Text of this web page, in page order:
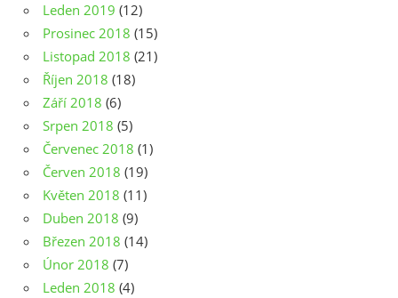
Leden 2019 (12)
Prosinec 2018 (15)
Listopad 2018 (21)
Říjen 2018 (18)
Září 2018 (6)
Srpen 2018 (5)
Červenec 2018 (1)
Červen 2018 (19)
Květen 2018 (11)
Duben 2018 (9)
Březen 2018 (14)
Únor 2018 (7)
Leden 2018 (4)